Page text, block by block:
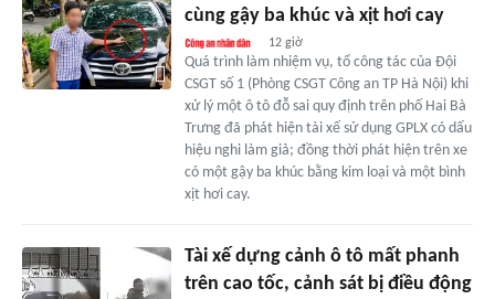
cùng gậy ba khúc và xịt hơi cay
12 giờ
Quá trình làm nhiệm vụ, tổ công tác của Đội
CSGT số 1 (Phòng CSGT Công an TP Hà Nội) khi
xử lý một ô tô đỗ sai quy định trên phố Hai Bà
Trưng đã phát hiện tài xế sử dụng GPLX có dấu
hiệu nghi làm giả; đồng thời phát hiện trên xe
có một gậy ba khúc bằng kim loại và một bình
xịt hơi cay.
Tài xế dựng cảnh ô tô mất phanh
trên cao tốc, cảnh sát bị điều động